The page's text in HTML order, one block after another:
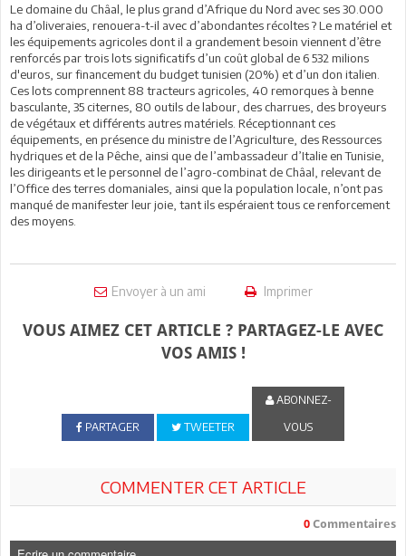
Le domaine du Châal, le plus grand d’Afrique du Nord avec ses 30.000
ha d’oliveraies, renouera-t-il avec d’abondantes récoltes ? Le matériel et
les équipements agricoles dont il a grandement besoin viennent d’être
renforcés par trois lots significatifs d’un coût global de 6 532 milions
d'euros, sur financement du budget tunisien (20%) et d’un don italien.
Ces lots comprennent 88 tracteurs agricoles, 40 remorques à benne
basculante, 35 citernes, 80 outils de labour, des charrues, des broyeurs
de végétaux et différents autres matériels. Réceptionnant ces
équipements, en présence du ministre de l’Agriculture, des Ressources
hydriques et de la Pêche, ainsi que de l’ambassadeur d’Italie en Tunisie,
les dirigeants et le personnel de l’agro-combinat de Châal, relevant de
l’Office des terres domaniales, ainsi que la population locale, n’ont pas
manqué de manifester leur joie, tant ils espéraient tous ce renforcement
des moyens.
Envoyer à un ami Imprimer
VOUS AIMEZ CET ARTICLE ? PARTAGEZ-LE AVEC
VOS AMIS !
PARTAGER TWEETER
ABONNEZ-
VOUS
COMMENTER CET ARTICLE
0 Commentaires